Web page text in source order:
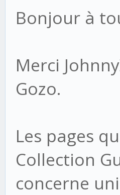
Bonjour à
Merci
Gozo.
Les pages
Collection
concerne